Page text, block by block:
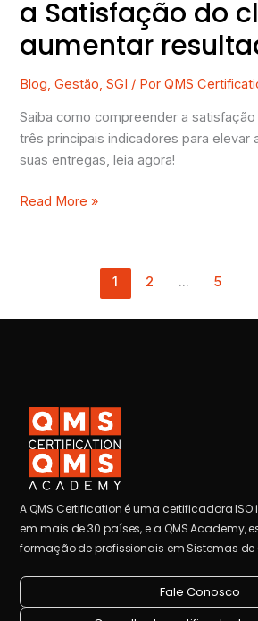
a Satisfação do
aumentar
Blog ,Gestão ,SGI / PorQMS
Saiba como compreender a
três principais indicadores para elevar
suas entregas, leia agora!
Read More »
1 2 … 5
A QMS Certification é uma certificadora
em mais de 30 países, e a QMS Academy,
formação de profissionais em Sistemas de
Fale Conosco